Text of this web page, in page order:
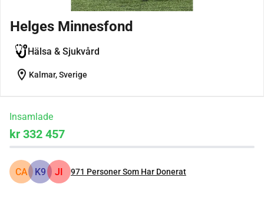
Helges Minnesfond
Hälsa & Sjukvård
location_on Kalmar, Sverige
Insamlade
kr 332 457
CA K9 JI 971 Personer Som Har Donerat